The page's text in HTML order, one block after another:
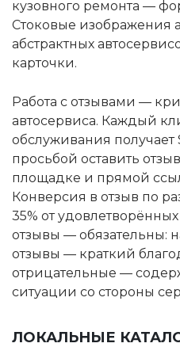
кузовного ремонта —
Стоковые изображения
абстрактных
карточки.
Работа с отзывами —
автосервиса. Каждый
обслуживания получает
просьбой оставить
площадке и прямой
Конверсия в отзыв по
35% от
отзывы — обязательны:
отзывы — краткий
отрицательные —
ситуации со стороны
ЛОКАЛЬНЫЕ